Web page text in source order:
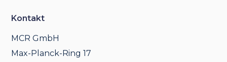
Kontakt
MCR GmbH
Max-Planck-Ring 17